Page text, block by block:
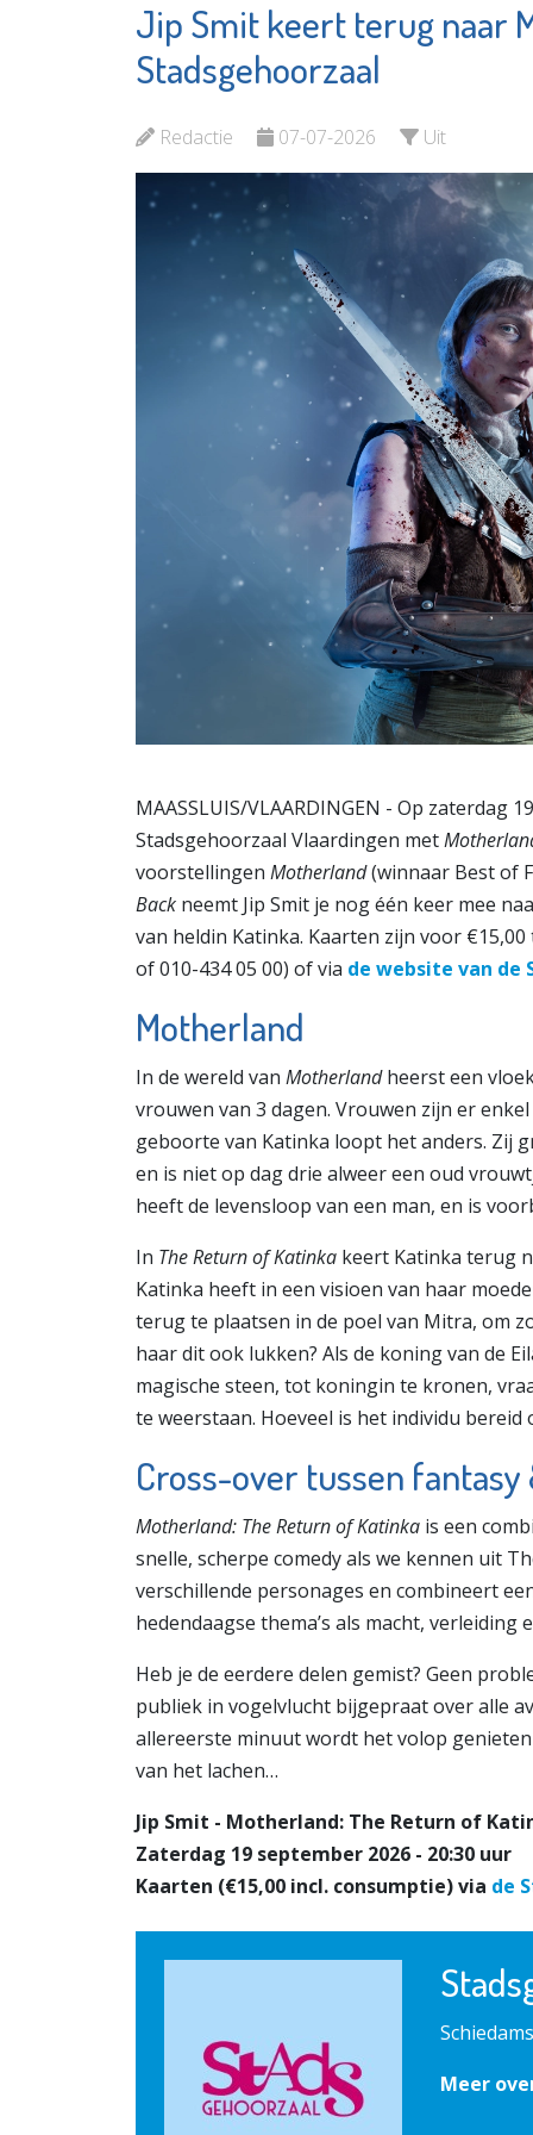
Jip Smit keert terug naar
Stadsgehoorzaal
Redactie 07-07-2026 Uit
MAASSLUIS/VLAARDINGEN - Op zaterdag
Stadsgehoorzaal Vlaardingen met
voorstellingen Motherland(winnaar Best of
Back neemt Jip Smit je nog één keer mee
van heldin Katinka. Kaarten zijn voor
of 010-434 05 00) of via de website van de
Motherland
In de wereld van Motherlandheerst een
vrouwen van 3 dagen. Vrouwen zijn er
geboorte van Katinka loopt het anders. Zij
en is niet op dag drie alweer een oud
heeft de levensloop van een man, en is
In The Return of Katinka keert Katinka terug
Katinka heeft in een visioen van haar
terug te plaatsen in de poel van Mitra, om
haar dit ook lukken? Als de koning van de
magische steen, tot koningin te kronen,
te weerstaan. Hoeveel is het individu
Cross-over tussen fantasy
Motherland: The Return of Katinka is een
snelle, scherpe comedy als we kennen uit
verschillende personages en combineert
hedendaagse thema’s als macht, verleiding
Heb je de eerdere delen gemist? Geen
publiek in vogelvlucht bijgepraat over alle
allereerste minuut wordt het volop
van het lachen…
Jip Smit - Motherland: The Return of
Zaterdag 19 september 2026 - 20:30 uur
Kaarten (€15,00 incl. consumptie) via de
Meer
OproepCentrale